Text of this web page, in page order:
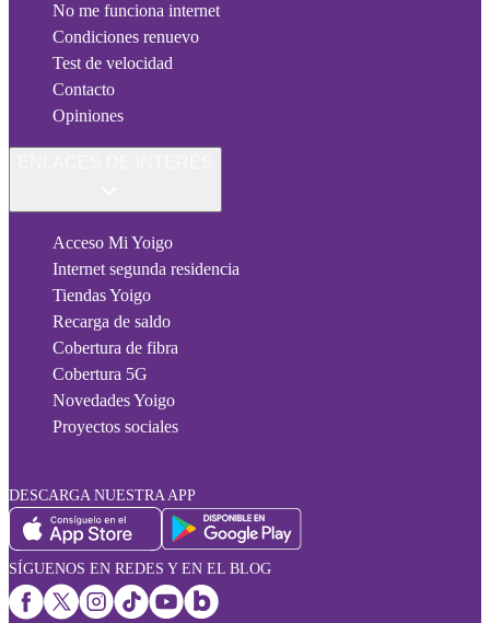
No me funciona internet
Condiciones renuevo
Test de velocidad
Contacto
Opiniones
Acceso Mi Yoigo
Internet segunda residencia
Tiendas Yoigo
Recarga de saldo
Cobertura de fibra
Cobertura 5G
Novedades Yoigo
Proyectos sociales
DESCARGA NUESTRA APP
SÍGUENOS EN REDES Y EN EL BLOG